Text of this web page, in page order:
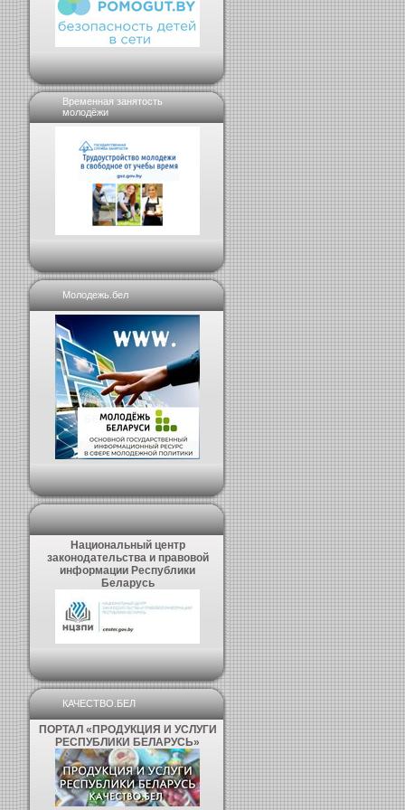
Временная занятость
молодёжи
Молодежь.бел
Национальный центр
законодательства и правовой
информации Республики
Беларусь
КАЧЕСТВО.БЕЛ
ПОРТАЛ «ПРОДУКЦИЯ И УСЛУГИ
РЕСПУБЛИКИ БЕЛАРУСЬ»